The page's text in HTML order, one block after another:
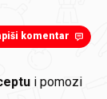
komentar
i pomozi